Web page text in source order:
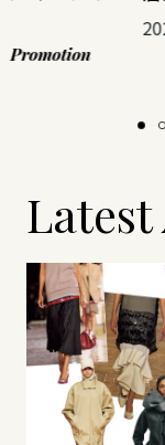
Promotion